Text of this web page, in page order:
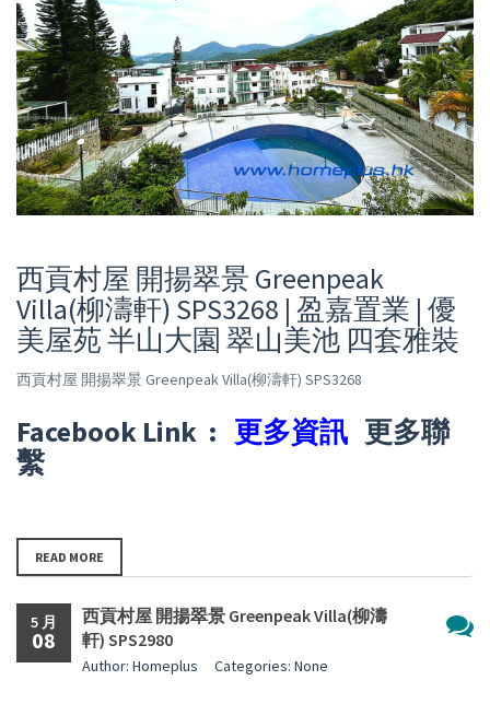
西貢村屋 開揚翠景 Greenpeak
Villa(柳濤軒) SPS3268 | 盈嘉置業 | 優
美屋苑 半山大園 翠山美池 四套雅裝
西貢村屋 開揚翠景 Greenpeak Villa(柳濤軒) SPS3268
Facebook Link : 更多資訊 更多聯
繫
READ MORE
5 月
08
西貢村屋 開揚翠景 Greenpeak Villa(柳濤
軒) SPS2980
Author: Homeplus Categories: None